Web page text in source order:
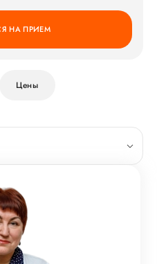
НА ПРИЕМ
Цены